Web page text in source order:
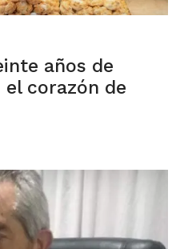
años de
corazón de